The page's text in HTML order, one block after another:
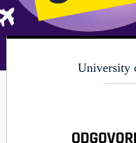
University